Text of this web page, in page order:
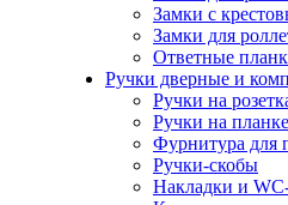
Замки с
Замки для
Ответные
Ручки дверные и
Ручки на
Ручки на планке
Фурнитура для
Ручки-скобы
Накладки и